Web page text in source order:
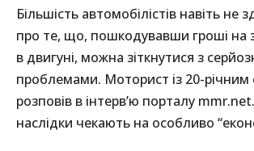
Більшість автомобілістів навіть не
про те, що, пошкодувавши гроші на
в двигуні, можна зіткнутися з
проблемами. Моторист із 20-річним
розповів в інтерв’ю порталу
наслідки чекають на особливо